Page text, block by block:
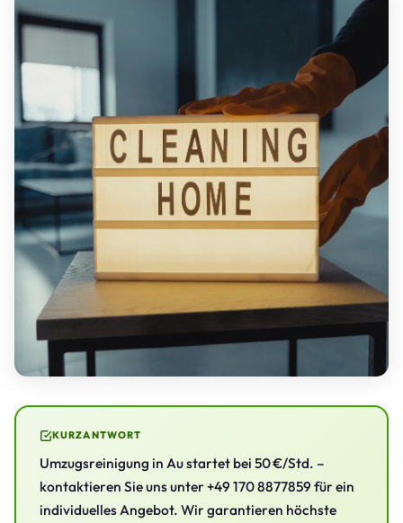
KURZANTWORT
Umzugsreinigung in Au startet bei 50 €/Std. –
kontaktieren Sie uns unter +49 170 8877859 für ein
individuelles Angebot. Wir garantieren höchste